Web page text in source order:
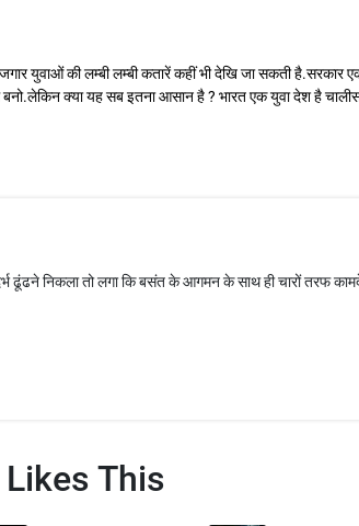
युवाओं की लम्बी लम्बी कतारें कहीं भी देखि जा सकती है.सरकार
क्या यह सब इतना आसान है ? भारत एक युवा देश है
ढूंढने निकला तो लगा कि बसंत के आगमन के साथ ही चारों तरफ
This